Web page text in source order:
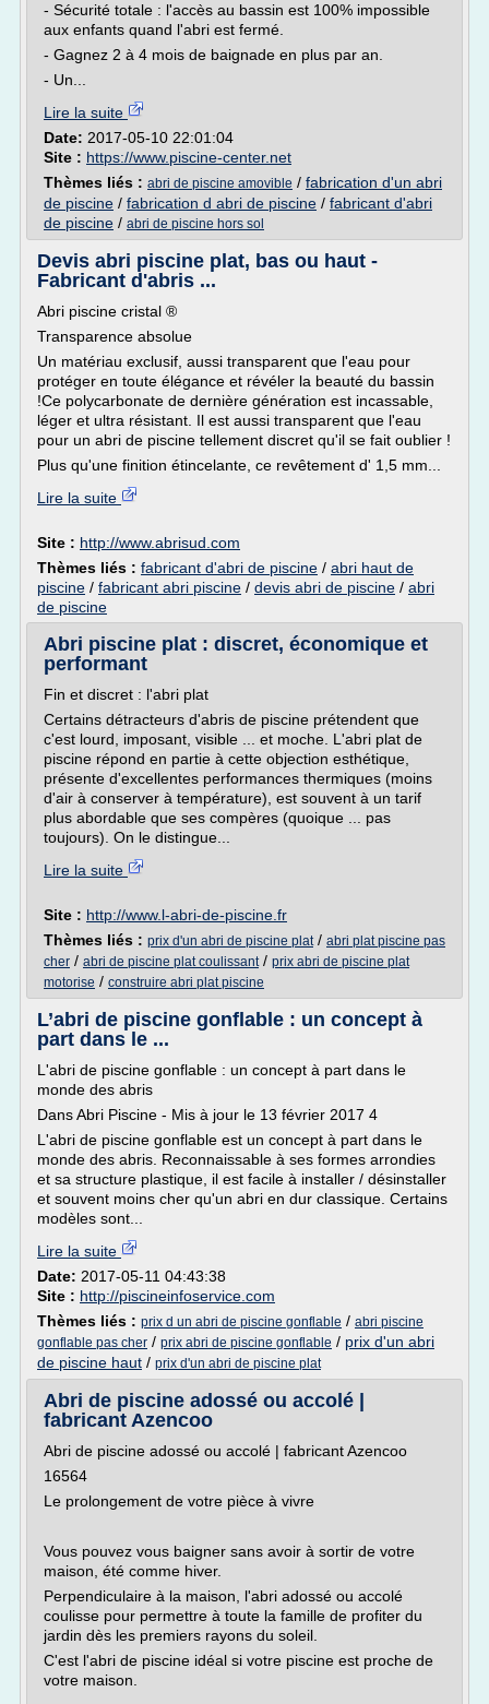
- Sécurité totale : l'accès au bassin est 100% impossible
aux enfants quand l'abri est fermé.
- Gagnez 2 à 4 mois de baignade en plus par an.
- Un...
Lire la suite
Date: 2017-05-10 22:01:04
Site : https://www.piscine-center.net
Thèmes liés : abri de piscine amovible / fabrication d'un abri
de piscine / fabrication d abri de piscine / fabricant d'abri
de piscine / abri de piscine hors sol
Devis abri piscine plat, bas ou haut -
Fabricant d'abris ...
Abri piscine cristal ®
Transparence absolue
Un matériau exclusif, aussi transparent que l'eau pour
protéger en toute élégance et révéler la beauté du bassin
!Ce polycarbonate de dernière génération est incassable,
léger et ultra résistant. Il est aussi transparent que l'eau
pour un abri de piscine tellement discret qu'il se fait oublier !
Plus qu'une finition étincelante, ce revêtement d' 1,5 mm...
Lire la suite
Site : http://www.abrisud.com
Thèmes liés : fabricant d'abri de piscine / abri haut de
piscine / fabricant abri piscine / devis abri de piscine / abri
de piscine
Abri piscine plat : discret, économique et
performant
Fin et discret : l'abri plat
Certains détracteurs d'abris de piscine prétendent que
c'est lourd, imposant, visible ... et moche. L'abri plat de
piscine répond en partie à cette objection esthétique,
présente d'excellentes performances thermiques (moins
d'air à conserver à température), est souvent à un tarif
plus abordable que ses compères (quoique ... pas
toujours). On le distingue...
Lire la suite
Site : http://www.l-abri-de-piscine.fr
Thèmes liés : prix d'un abri de piscine plat/ abri plat piscine pas
cher / abri de piscine plat coulissant/ prix abri de piscine plat
motorise / construire abri plat piscine
L’abri de piscine gonflable : un concept à
part dans le ...
L'abri de piscine gonflable : un concept à part dans le
monde des abris
Dans Abri Piscine - Mis à jour le 13 février 2017 4
L'abri de piscine gonflable est un concept à part dans le
monde des abris. Reconnaissable à ses formes arrondies
et sa structure plastique, il est facile à installer / désinstaller
et souvent moins cher qu'un abri en dur classique. Certains
modèles sont...
Lire la suite
Date: 2017-05-11 04:43:38
Site : http://piscineinfoservice.com
Thèmes liés : prix d un abri de piscine gonflable / abri piscine
gonflable pas cher / prix abri de piscine gonflable / prix d'un abri
de piscine haut / prix d'un abri de piscine plat
Abri de piscine adossé ou accolé |
fabricant Azencoo
Abri de piscine adossé ou accolé | fabricant Azencoo
16564
Le prolongement de votre pièce à vivre
Vous pouvez vous baigner sans avoir à sortir de votre
maison, été comme hiver.
Perpendiculaire à la maison, l'abri adossé ou accolé
coulisse pour permettre à toute la famille de profiter du
jardin dès les premiers rayons du soleil.
C'est l'abri de piscine idéal si votre piscine est proche de
votre maison.